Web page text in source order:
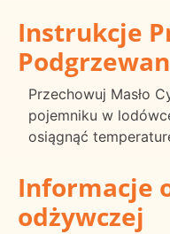
Instrukcje
Przechowuj Masło
pojemniku w
osiągnąć
Informacje
odżywczej